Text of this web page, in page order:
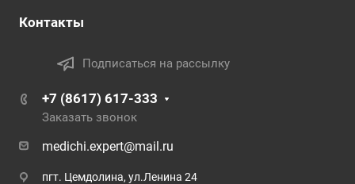
Контакты
Подписаться на рассылку
+7 (8617) 617-333
Заказать звонок
medichi.expert@mail.ru
пгт. Цемдолина, ул.Ленина 24